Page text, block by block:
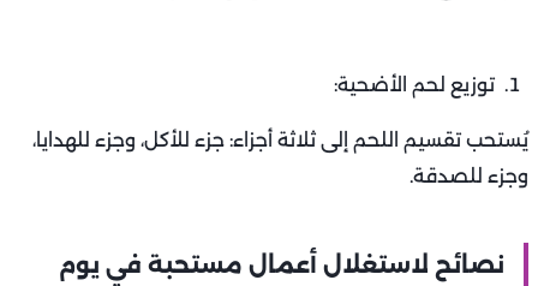
توزيع لحم الأضحية:
يُستحب تقسيم اللحم إلى ثلاثة أجزاء: جزء للأكل، وجزء للهدايا،
وجزء للصدقة.
نصائح لاستغلال أعمال مستحبة في يوم